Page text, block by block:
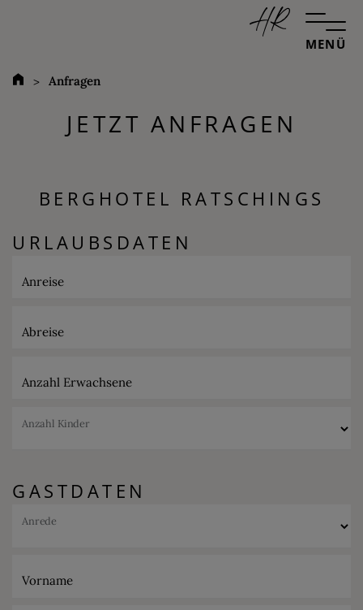
MENÜ
Anfragen
JETZT ANFRAGEN
BERGHOTEL RATSCHINGS
URLAUBSDATEN
Anreise
Abreise
Anzahl Erwachsene
Anzahl Kinder
GASTDATEN
Anrede
Vorname